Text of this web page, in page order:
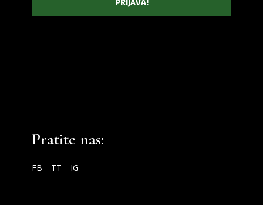
Pratite nas:
FB TT IG